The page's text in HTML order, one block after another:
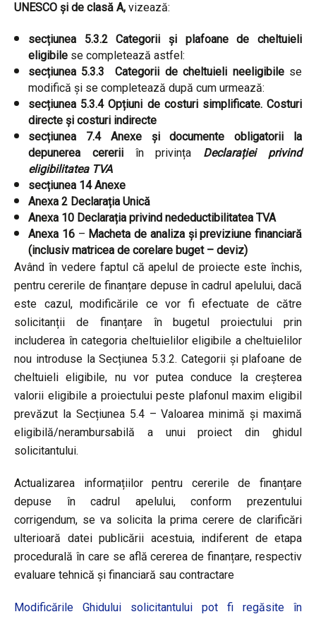
UNESCO și de clasă A, vizează:
secțiunea 5.3.2 Categorii și plafoane de cheltuieli
eligibile se completează astfel:
secțiunea 5.3.3 Categorii de cheltuieli neeligibile se
modifică și se completează după cum urmează:
secțiunea 5.3.4 Opțiuni de costuri simplificate. Costuri
directe și costuri indirecte
secțiunea 7.4 Anexe și documente obligatorii la
depunerea cereriiîn privința Declarației privind
eligibilitatea TVA
secțiunea 14 Anexe
Anexa 2 Declarația Unică
Anexa 10 Declarația privind nedeductibilitatea TVA
Anexa 16– Macheta de analiza și previziune financiară
(inclusiv matricea de corelare buget – deviz)
Având în vedere faptul că apelul de proiecte este închis,
pentru cererile de finanțare depuse în cadrul apelului, dacă
este cazul, modificările ce vor fi efectuate de către
solicitanții de finanțare în bugetul proiectului prin
includerea în categoria cheltuielilor eligibile a cheltuielilor
nou introduse la Secțiunea 5.3.2. Categorii și plafoane de
cheltuieli eligibile, nu vor putea conduce la creșterea
valorii eligibile a proiectului peste plafonul maxim eligibil
prevăzut la Secțiunea 5.4 – Valoarea minimă și maximă
eligibilă/nerambursabilă a unui proiect din ghidul
solicitantului.
Actualizarea informațiilor pentru cererile de finanțare
depuse în cadrul apelului, conform prezentului
corrigendum, se va solicita la prima cerere de clarificări
ulterioară datei publicării acestuia, indiferent de etapa
procedurală în care se află cererea de finanțare, respectiv
evaluare tehnică și financiară sau contractare
Modificările Ghidului solicitantului pot fi regăsite în